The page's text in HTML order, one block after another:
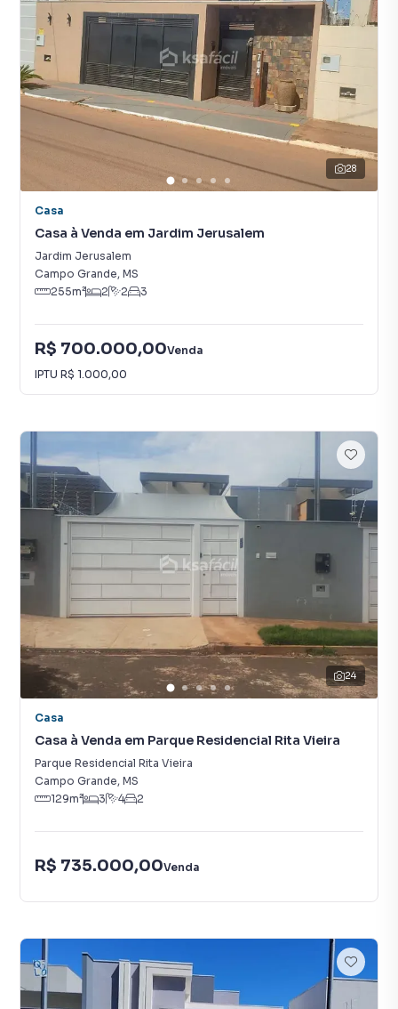
28
Casa
Casa à Venda em Jardim Jerusalem
Jardim Jerusalem
Campo Grande, MS
255m² 2 2 3
R$ 700.000,00Venda
IPTU R$ 1.000,00
24
Casa
Casa à Venda em Parque Residencial Rita Vieira
Parque Residencial Rita Vieira
Campo Grande, MS
129m² 3 4 2
R$ 735.000,00Venda